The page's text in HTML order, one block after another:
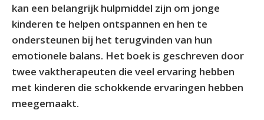
kan een belangrijk hulpmiddel zijn om jonge
kinderen te helpen ontspannen en hen te
ondersteunen bij het terugvinden van hun
emotionele balans. Het boek is geschreven door
twee vaktherapeuten die veel ervaring hebben
met kinderen die schokkende ervaringen hebben
meegemaakt.